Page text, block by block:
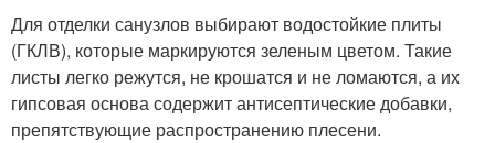
Для отделки санузлов выбирают водостойкие плиты
(ГКЛВ), которые маркируются зеленым цветом. Такие
листы легко режутся, не крошатся и не ломаются, а их
гипсовая основа содержит антисептические добавки,
препятствующие распространению плесени.